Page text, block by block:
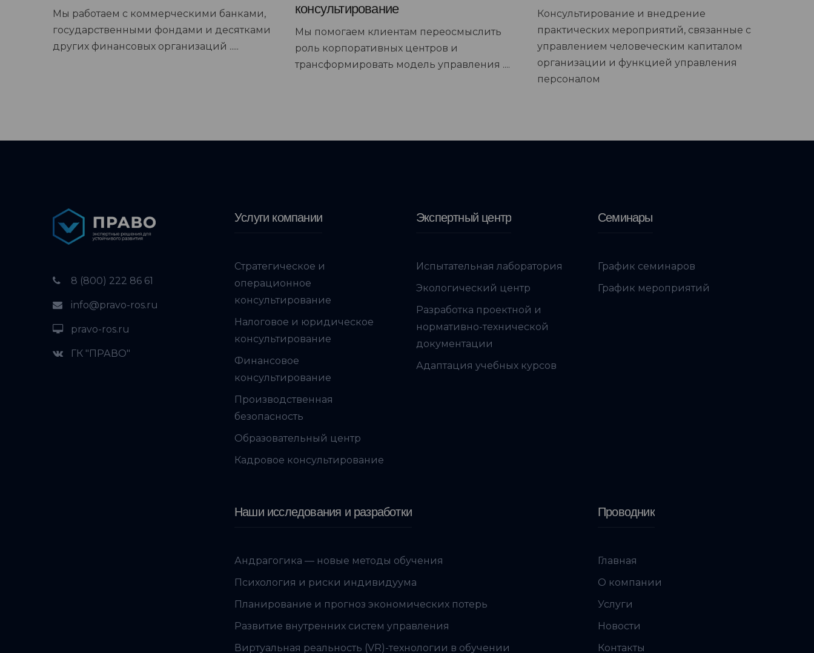
Мы работаем с коммерческими банками,
государственными фондами и десятками
других финансовых организаций .....
консультирование
Мы помогаем клиентам переосмыслить
роль корпоративных центров и
трансформировать модель управления ....
Консультирование и внедрение
практических мероприятий, связанные с
управлением человеческим капиталом
организации и функцией управления
персоналом
8 (800) 222 86 61
info@pravo-ros.ru
pravo-ros.ru
ГК "ПРАВО"
Услуги компании
Стратегическое и
операционное
консультирование
Налоговое и юридическое
консультирование
Финансовое
консультирование
Производственная
безопасность
Образовательный центр
Кадровое консультирование
Экспертный центр
Испытательная лаборатория
Экологический центр
Разработка проектной и
нормативно-технической
документации
Адаптация учебных курсов
Семинары
График семинаров
График мероприятий
Наши исследования и разработки
Андрагогика — новые методы обучения
Психология и риски индивидуума
Планирование и прогноз экономических потерь
Развитие внутренних систем управления
Виртуальная реальность (VR)-технологии в обучении
Проводник
Главная
О компании
Услуги
Новости
Контакты